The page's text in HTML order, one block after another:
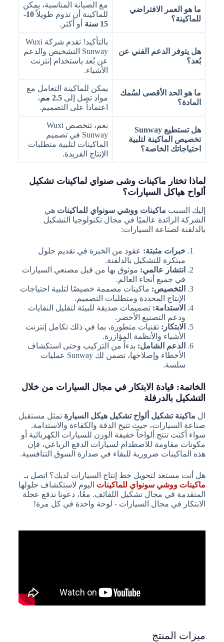
ما هو العمر الافتراضي
للماكينة؟
مع الصيانة المناسبة، يمكن
للماكينة أن تدوم طويلاً
10-
15 سنة
أو أكثر.
هل يتوفر الدعم الفني عن
بُعد؟
بالتأكيد! تقدم شركة Wuxi
Sunway التشخيص والدعم
عن بُعد باستخدام إنترنت
الأشياء.
ما هو الحد الأقصى لسُمك
المادة؟
يمكن للماكينة التعامل مع
مواد تصل إلى 2.5 مم
،
اعتماداً على التصميم.
هل تستطيع Sunway
تخصيص الماكينة لتلبية
احتياجاتك الخاصة؟
نعم، تتخصص Wuxi
Sunway في تصميم
الماكينات لتلبية متطلبات
الإنتاج الفريدة.
لماذا تختار ماكينات وشى صنواي لماكينات تشكيل
ألواح هياكل السيارات؟
إليك السبب ماكينات ووشي سونواي للماكينات هي
الشركة الرائدة عالميًا في مجال تكنولوجيا التشكيل
بالدلفنة لصناعة السيارات:
خبرات مثبتة: عقود من الخبرة في تقديم حلول
مبتكرة للتشكيل بالدلفنة.
انتشار عالمي: موثوق بها من قبل مصنعي السيارات
في جميع أنحاء العالم.
التخصيص: ماكينات مصممة خصيصًا لتلبية احتياجات
الإنتاج المحددة ومتطلبات التصميم.
الاستدامة: تصميمات صديقة للبيئة لتقليل النفايات
ودعم التصنيع الأخضر.
الابتكار: تقنيات متطورة، بما في ذلك تكامل إنترنت
الأشياء والأنظمة المؤازرة.
الدعم الشامل: بدءاً من التركيب وحتى استكشاف
الأخطاء وإصلاحها، تضمن لك Sunway عمليات
سلسة.
الخاتمة: قيادة الابتكار في مجال السيارات من خلال
التشكيل بالدرفلة
ال ماكينة تشكيل ألواح تشكيل هيكل السيارة تمثل مستقبل
صناعة السيارات، حيث تتيح الدقة والكفاءة والاستدامة.
سواء أكنت تنتج ألواحاً خفيفة الوزن للسيارات الكهربائية أو
مكونات مقاومة للاصطدام لسيارات الدفع الرباعي، فإن
هذه الماكينات ضرورية للبقاء في صدارة السوق التنافسية.
هل أنت مستعد لتحويل خط إنتاج السيارات لديك؟ اتصل بـ
ماكينات ووشي سونواي للماكينات اليوم لاستكشاف حلولها
المتقدمة في مجال تشكيل اللفائف. معًا، دعونا ندفع عجلة
الابتكار في مجال السيارات - لوحة واحدة في كل مرة!
ميزات المنتج